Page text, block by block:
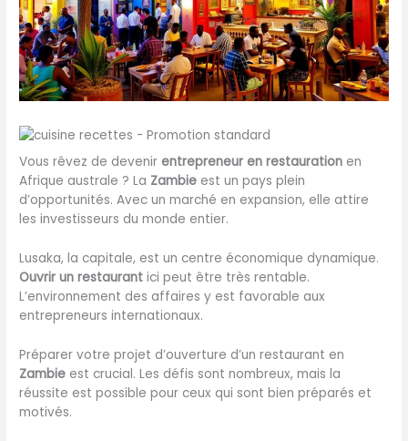
Vous rêvez de devenirentrepreneur en restauration en
Afrique australe ? La Zambie est un pays plein
d’opportunités. Avec un marché en expansion, elle attire
les investisseurs du monde entier.
Lusaka, la capitale, est un centre économique dynamique.
Ouvrir un restaurant ici peut être très rentable.
L’environnement des affaires y est favorable aux
entrepreneurs internationaux.
Préparer votre projet d’ouverture d’un restaurant en
Zambie est crucial. Les défis sont nombreux, mais la
réussite est possible pour ceux qui sont bien préparés et
motivés.